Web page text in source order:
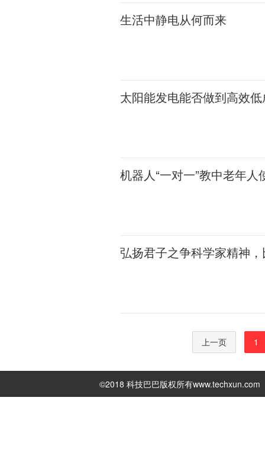
生活中静电从何而来
太阳能发电能否做到高效
机器人“一对一”教中老年人
弘扬君子之争科学家精神
上一页 1
©2018 科技巴巴版权所有www.techxun.com